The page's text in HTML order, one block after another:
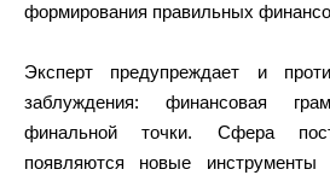
формирования правильных
Эксперт предупреждает и
заблуждения: финансовая
финальной точки. Сфера
появляются новые